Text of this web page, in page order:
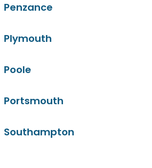
Penzance
Plymouth
Poole
Portsmouth
Southampton